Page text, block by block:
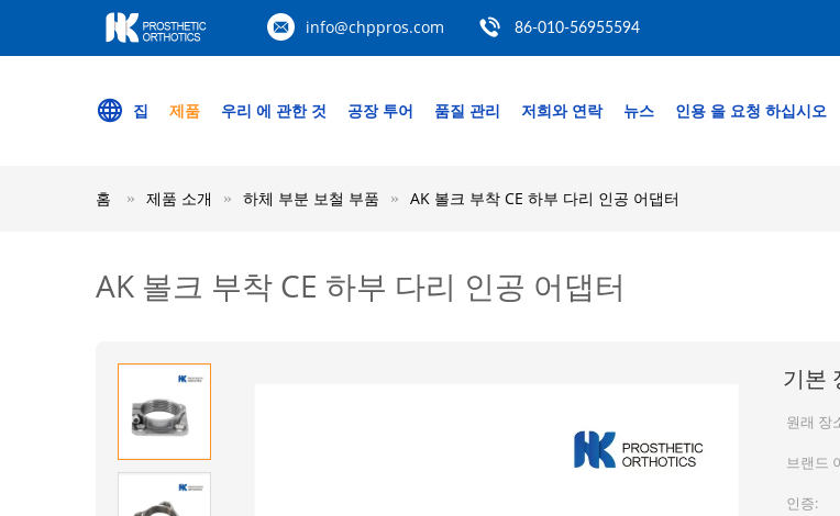
info@chppros.com 86-010-56955594
집 제품 우리 에 관한 것 공장 투어 품질 관리 저희와 연락 뉴스 인용 을 요청 하십시오
홈 제품 소개 하체 부분 보철 부품 AK 볼크 부착 CE 하부 다리 인공 어댑터
AK 볼크 부착 CE 하부 다리 인공 어댑터
기본
원래 장
브랜드
인증: